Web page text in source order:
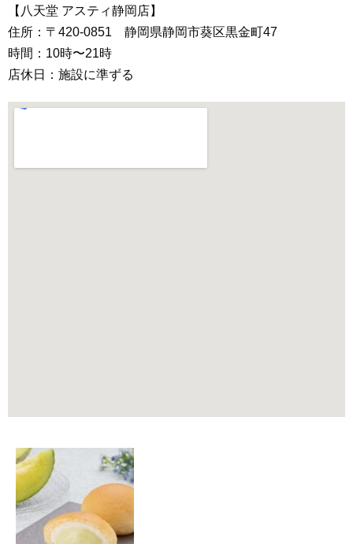
【八天堂 アスティ静岡店】
住所：〒420-0851 静岡県静岡市葵区黒金町47
時間：10時〜21時
店休日：施設に準ずる